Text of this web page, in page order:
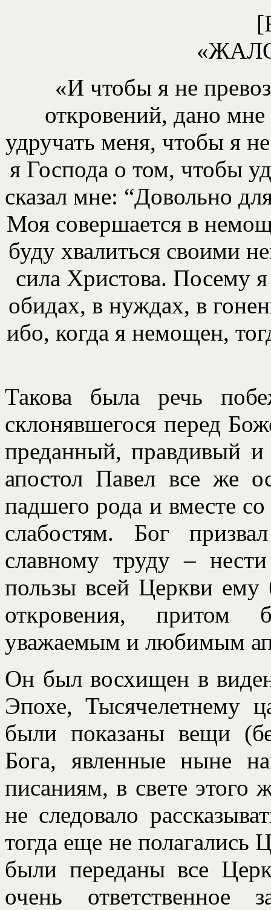
«И чтобы я не
откровений, дано
удручать меня, чтобы я
я Господа о том, чтобы
сказал мне: “Довольно
Моя совершается в
буду хвалиться своими
сила Христова. Посему
обидах, в нуждах, в
ибо, когда я немощен,
Такова была речь
склонявшегося перед
преданный, правдивый и
апостол Павел все же
падшего рода и вместе
слабостям. Бог
славному труду –
пользы всей Церкви
откровения,
уважаемым и любимым
Он был восхищен в
Эпохе, Тысячелетнему
были показаны вещи
Бога, явленные ныне
писаниям, в свете этого
не следовало
тогда еще не полагались
были переданы все
очень